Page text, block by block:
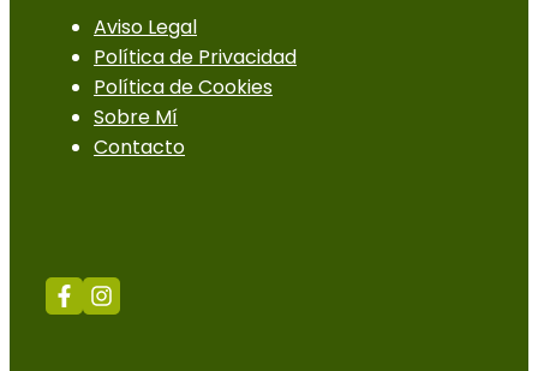
Aviso Legal
Política de Privacidad
Política de Cookies
Sobre Mí
Contacto